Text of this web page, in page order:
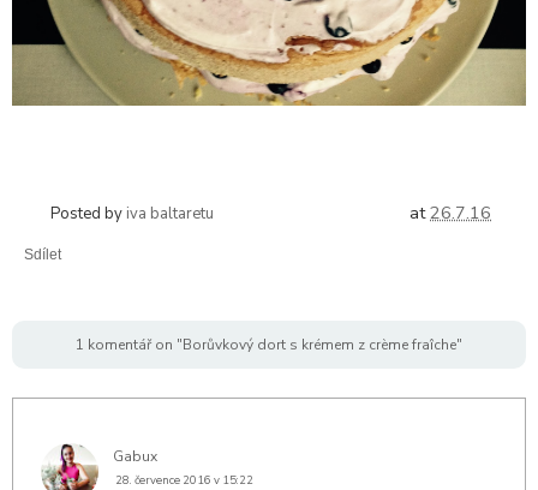
Posted by iva baltaretu at26.7.16
Sdílet
1 komentář on "Borůvkový dort s krémem z crème fraîche"
Gabux
28. července 2016 v 15:22